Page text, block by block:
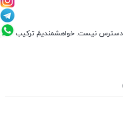
نیست. خواهشمندیمً ترکیب